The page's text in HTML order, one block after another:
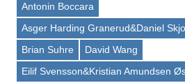
Antonin Boccara
Asger Harding Granerud&Daniel
Brian Suhre
David Wang
Eilif Svensson&Kristian Amundsen